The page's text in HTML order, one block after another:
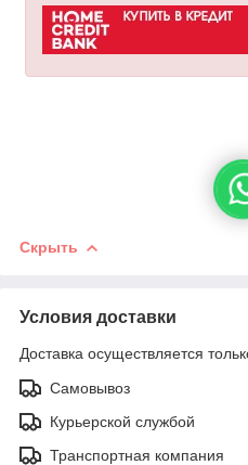
Скрыть
Условия доставки
Доставка осуществляется
Самовывоз
Курьерской службой
Транспортная компания